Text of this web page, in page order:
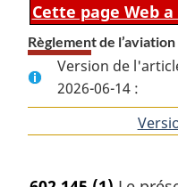
Cette page Web
Règlement de
Version de
2026-06-14 :